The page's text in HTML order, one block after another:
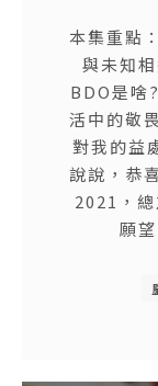
本集重點
與未知
BDO是啥
活中的敬
對我的益
說說，恭
2021，
願